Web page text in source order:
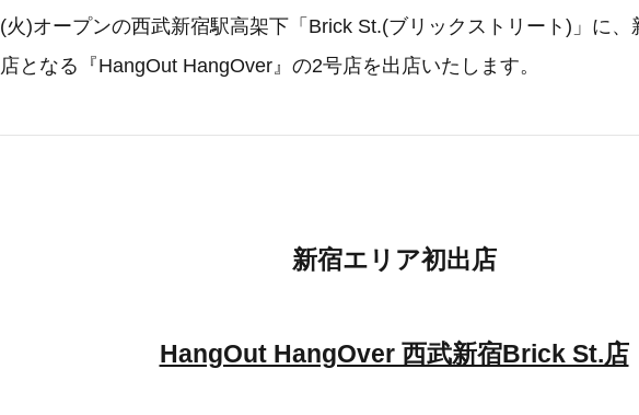
(火)オープンの西武新宿駅高架下「Brick St.(ブリックストリート)」に、
店となる『HangOut HangOver』の2号店を出店いたします。
新宿エリア初出店
HangOut HangOver 西武新宿Brick St.店